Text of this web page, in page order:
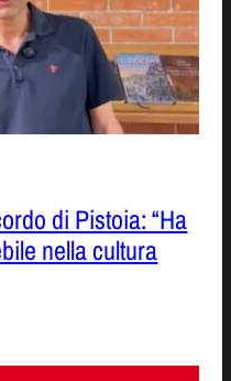
di Pistoia: “Ha
nella cultura